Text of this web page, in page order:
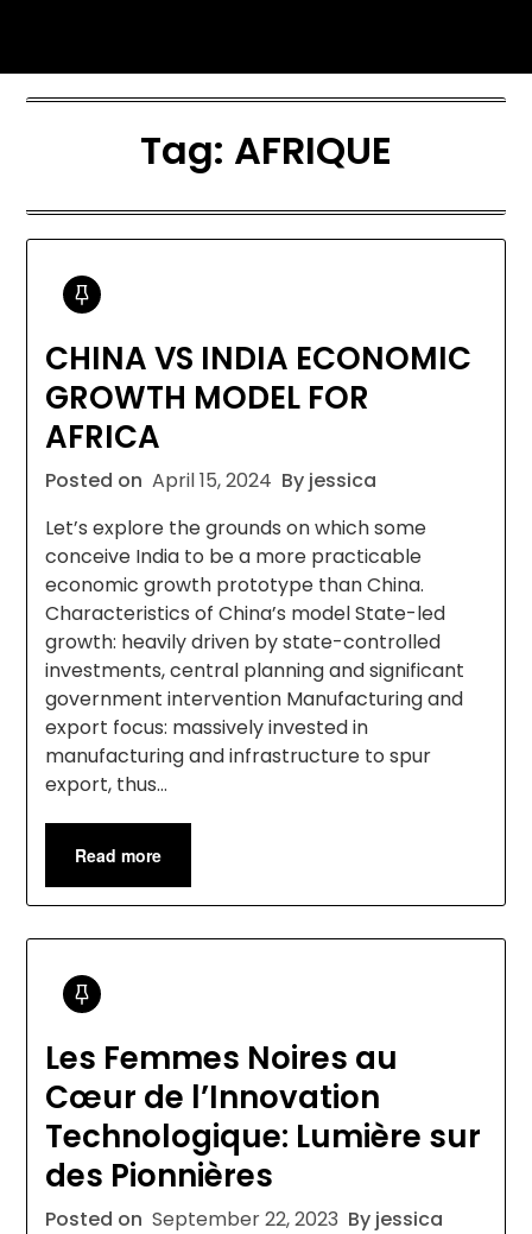
content
Tag: AFRIQUE
CHINA VS INDIA ECONOMIC
GROWTH MODEL FOR
AFRICA
Posted on April 15, 2024 By jessica
Let’s explore the grounds on which some
conceive India to be a more practicable
economic growth prototype than China.
Characteristics of China’s model State-led
growth: heavily driven by state-controlled
investments, central planning and significant
government intervention Manufacturing and
export focus: massively invested in
manufacturing and infrastructure to spur
export, thus…
Read more
Les Femmes Noires au
Cœur de l’Innovation
Technologique: Lumière sur
des Pionnières
Posted on September 22, 2023 By jessica